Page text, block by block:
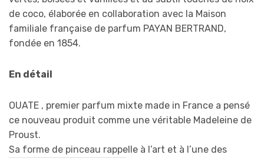
de coco, élaborée en collaboration avec la Maison
familiale française de parfum PAYAN BERTRAND,
fondée en 1854.
En détail
OUATE , premier parfum mixte made in France a pensé
ce nouveau produit comme une véritable Madeleine de
Proust.
Sa forme de pinceau rappelle à l’art et à l’une des